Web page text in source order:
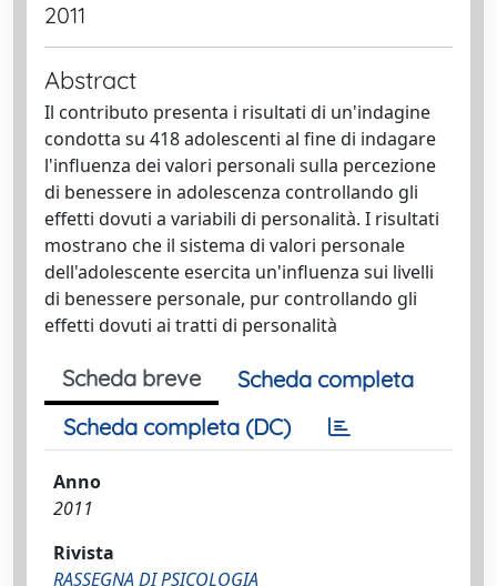
2011
Abstract
Il contributo presenta i risultati di un'indagine
condotta su 418 adolescenti al fine di indagare
l'influenza dei valori personali sulla percezione
di benessere in adolescenza controllando gli
effetti dovuti a variabili di personalità. I risultati
mostrano che il sistema di valori personale
dell'adolescente esercita un'influenza sui livelli
di benessere personale, pur controllando gli
effetti dovuti ai tratti di personalità
Scheda breve
Scheda completa
Scheda completa (DC)
Anno
2011
Rivista
RASSEGNA DI PSICOLOGIA